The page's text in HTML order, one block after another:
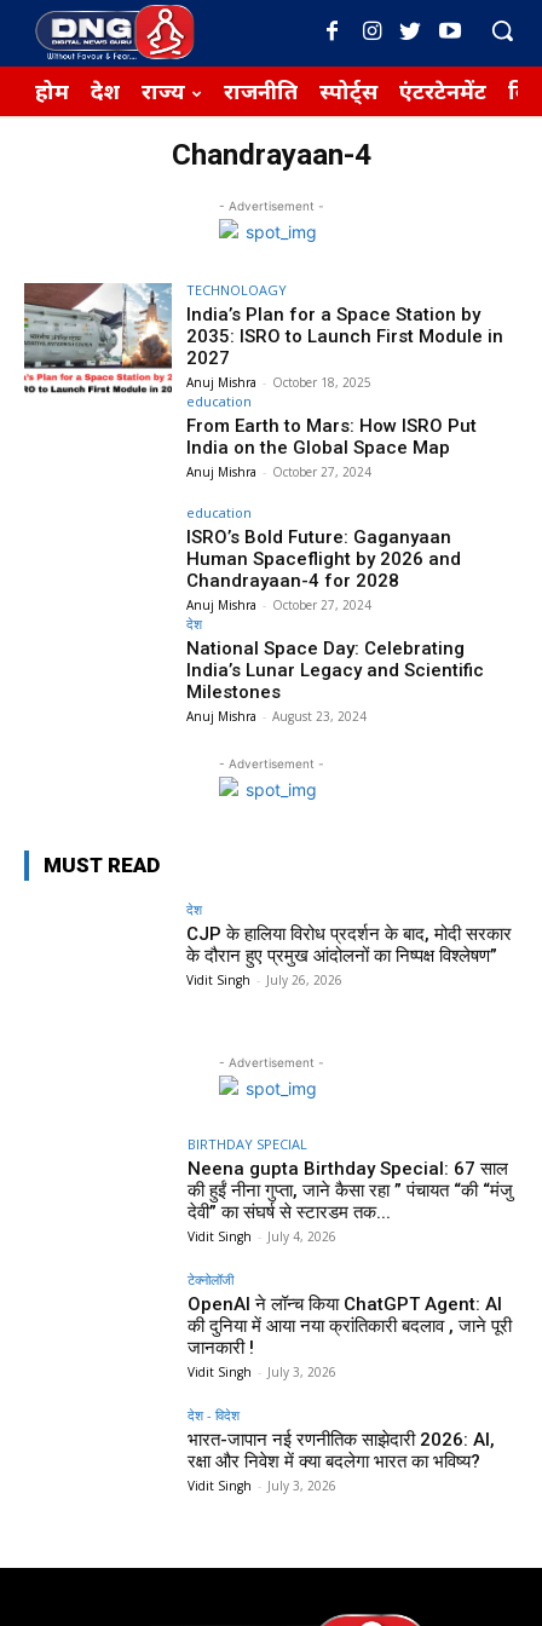
होम देश राज्य राजनीति स्पोर्ट्स एंटरटेनमेंट
Chandrayaan-4
- Advertisement -
TECHNOLOAGY
India’s Plan for a Space Station by
2035: ISRO to Launch First Module in
2027
Anuj Mishra - October 18, 2025
education
From Earth to Mars: How ISRO Put
India on the Global Space Map
Anuj Mishra - October 27, 2024
education
ISRO’s Bold Future: Gaganyaan
Human Spaceflight by 2026 and
Chandrayaan-4 for 2028
Anuj Mishra - October 27, 2024
देश
National Space Day: Celebrating
India’s Lunar Legacy and Scientific
Milestones
Anuj Mishra - August 23, 2024
- Advertisement -
MUST READ
देश
CJP के हालिया विरोध प्रदर्शन के बाद, मोदी सरकार
के दौरान हुए प्रमुख आंदोलनों का निष्पक्ष विश्लेषण”
Vidit Singh - July 26, 2026
- Advertisement -
BIRTHDAY SPECIAL
Neena gupta Birthday Special: 67 साल
की हुईं नीना गुप्ता, जाने कैसा रहा ” पंचायत “की “मंजु
देवी” का संघर्ष से स्टारडम तक...
Vidit Singh - July 4, 2026
टेक्नोलॉजी
OpenAI ने लॉन्च किया ChatGPT Agent: AI
की दुनिया में आया नया क्रांतिकारी बदलाव , जाने पूरी
जानकारी !
Vidit Singh - July 3, 2026
देश - विदेश
भारत-जापान नई रणनीतिक साझेदारी 2026: AI,
रक्षा और निवेश में क्या बदलेगा भारत का भविष्य?
Vidit Singh - July 3, 2026